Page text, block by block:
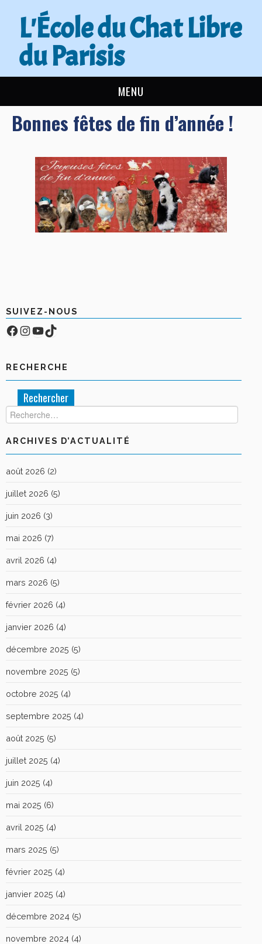
L'École du Chat Libre
du Parisis
MENU
L’ÉCOLE DU CHAT
ADOPTER
NOUS AIDER
Bonnes fêtes de fin d’année !
SUIVEZ-NOUS
Facebook
Compte Instagram
YouTube
TikTok
RECHERCHE
Rechercher :
ARCHIVES D’ACTUALITÉ
août 2026 (2)
juillet 2026 (5)
juin 2026 (3)
mai 2026 (7)
avril 2026 (4)
mars 2026 (5)
février 2026 (4)
janvier 2026 (4)
décembre 2025 (5)
novembre 2025 (5)
octobre 2025 (4)
septembre 2025 (4)
août 2025 (5)
juillet 2025 (4)
juin 2025 (4)
mai 2025 (6)
avril 2025 (4)
mars 2025 (5)
février 2025 (4)
janvier 2025 (4)
décembre 2024 (5)
novembre 2024 (4)